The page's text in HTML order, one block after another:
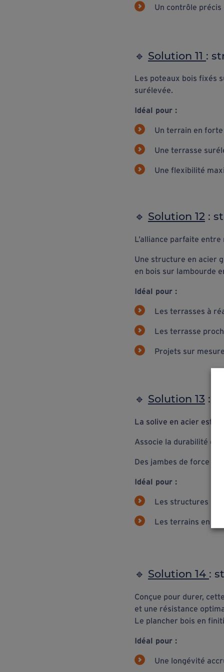
Un contrôle
🔹 Solution 11 :
Les poteaux bois fixés
surélevée.
Idéal pour :
Un terrain en
Une terrasse
Une flexibilité
🔹 Solution 12 :
L’alliance parfaite
Une structure en acier
en bois sur lambourde
Idéal pour :
Les terrasses à
Les terrasse
Projets sur
🔹 Solution 13 :
La solive en acier est
Associe la durabilité de
Des jambes de force
Idéal pour :
Les structures
Les terrains en
🔹 Solution 14 :
Conçue pour durer,
et une résistance
Le plancher bois en
Idéal pour :
Une longévité